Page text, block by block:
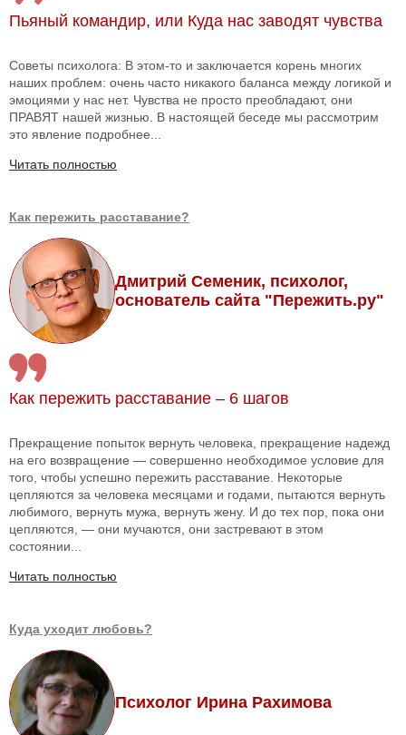
Пьяный командир, или Куда нас заводят чувства
Советы психолога: В этом-то и заключается корень многих
наших проблем: очень часто никакого баланса между логикой и
эмоциями у нас нет. Чувства не просто преобладают, они
ПРАВЯТ нашей жизнью. В настоящей беседе мы рассмотрим
это явление подробнее...
Читать полностью
Как пережить расставание?
Дмитрий Семеник, психолог,
основатель сайта "Пережить.ру"
Как пережить расставание – 6 шагов
Прекращение попыток вернуть человека, прекращение надежд
на его возвращение — совершенно необходимое условие для
того, чтобы успешно пережить расставание. Некоторые
цепляются за человека месяцами и годами, пытаются вернуть
любимого, вернуть мужа, вернуть жену. И до тех пор, пока они
цепляются, — они мучаются, они застревают в этом
состоянии...
Читать полностью
Куда уходит любовь?
Психолог Ирина Рахимова